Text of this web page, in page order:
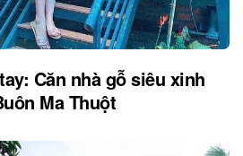
Căn nhà gỗ siêu xinh
Ma Thuột